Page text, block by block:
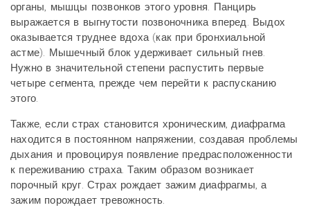
органы, мышцы позвонков этого уровня. Панцирь
выражается в выгнутости позвоночника вперед. Выдох
оказывается труднее вдоха (как при бронхиальной
астме). Мышечный блок удерживает сильный гнев.
Нужно в значительной степени распустить первые
четыре сегмента, прежде чем перейти к распусканию
этого.
Также, если страх становится хроническим, диафрагма
находится в постоянном напряжении, создавая проблемы
дыхания и провоцируя появление предрасположенности
к переживанию страха. Таким образом возникает
порочный круг. Страх рождает зажим диафрагмы, а
зажим порождает тревожность.